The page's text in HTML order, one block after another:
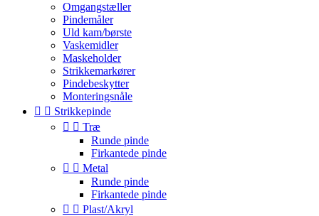
Omgangstæller
Pindemåler
Uld kam/børste
Vaskemidler
Maskeholder
Strikkemarkører
Pindebeskytter
Monteringsnåle
  Strikkepinde
  Træ
Runde pinde
Firkantede pinde
  Metal
Runde pinde
Firkantede pinde
  Plast/Akryl